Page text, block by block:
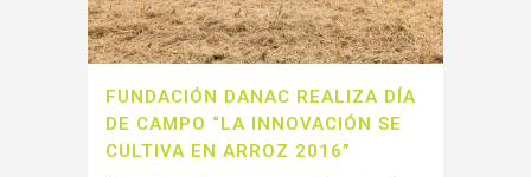
FUNDACIÓN DANAC REALIZA DÍA
DE CAMPO “LA INNOVACIÓN SE
CULTIVA EN ARROZ 2016”